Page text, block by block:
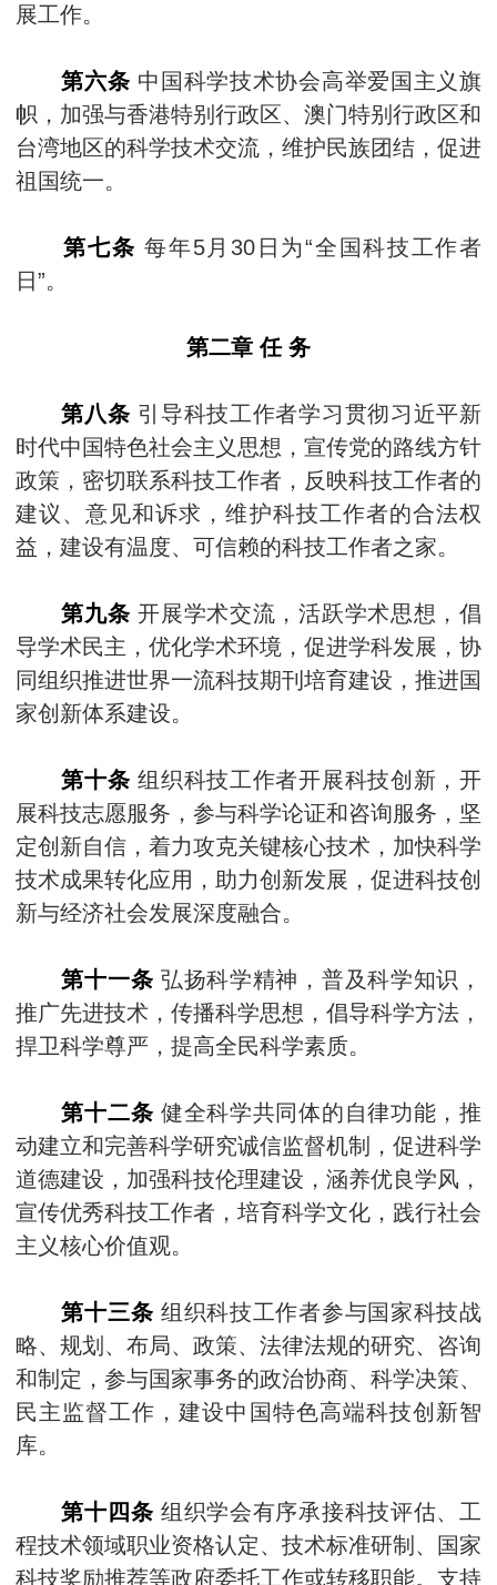
展工作。
第六条 中国科学技术协会高举爱国主义旗
帜，加强与香港特别行政区、澳门特别行政区和
台湾地区的科学技术交流，维护民族团结，促进
祖国统一。
第七条 每年5月30日为“全国科技工作者
日”。
第二章 任 务
第八条 引导科技工作者学习贯彻习近平新
时代中国特色社会主义思想，宣传党的路线方针
政策，密切联系科技工作者，反映科技工作者的
建议、意见和诉求，维护科技工作者的合法权
益，建设有温度、可信赖的科技工作者之家。
第九条 开展学术交流，活跃学术思想，倡
导学术民主，优化学术环境，促进学科发展，协
同组织推进世界一流科技期刊培育建设，推进国
家创新体系建设。
第十条 组织科技工作者开展科技创新，开
展科技志愿服务，参与科学论证和咨询服务，坚
定创新自信，着力攻克关键核心技术，加快科学
技术成果转化应用，助力创新发展，促进科技创
新与经济社会发展深度融合。
第十一条 弘扬科学精神，普及科学知识，
推广先进技术，传播科学思想，倡导科学方法，
捍卫科学尊严，提高全民科学素质。
第十二条 健全科学共同体的自律功能，推
动建立和完善科学研究诚信监督机制，促进科学
道德建设，加强科技伦理建设，涵养优良学风，
宣传优秀科技工作者，培育科学文化，践行社会
主义核心价值观。
第十三条 组织科技工作者参与国家科技战
略、规划、布局、政策、法律法规的研究、咨询
和制定，参与国家事务的政治协商、科学决策、
民主监督工作，建设中国特色高端科技创新智
库。
第十四条 组织学会有序承接科技评估、工
程技术领域职业资格认定、技术标准研制、国家
科技奖励推荐等政府委托工作或转移职能。支持